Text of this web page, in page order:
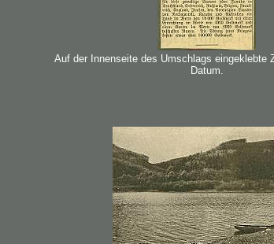
Auf der Innenseite des Umschlags eingeklebte
Datum.